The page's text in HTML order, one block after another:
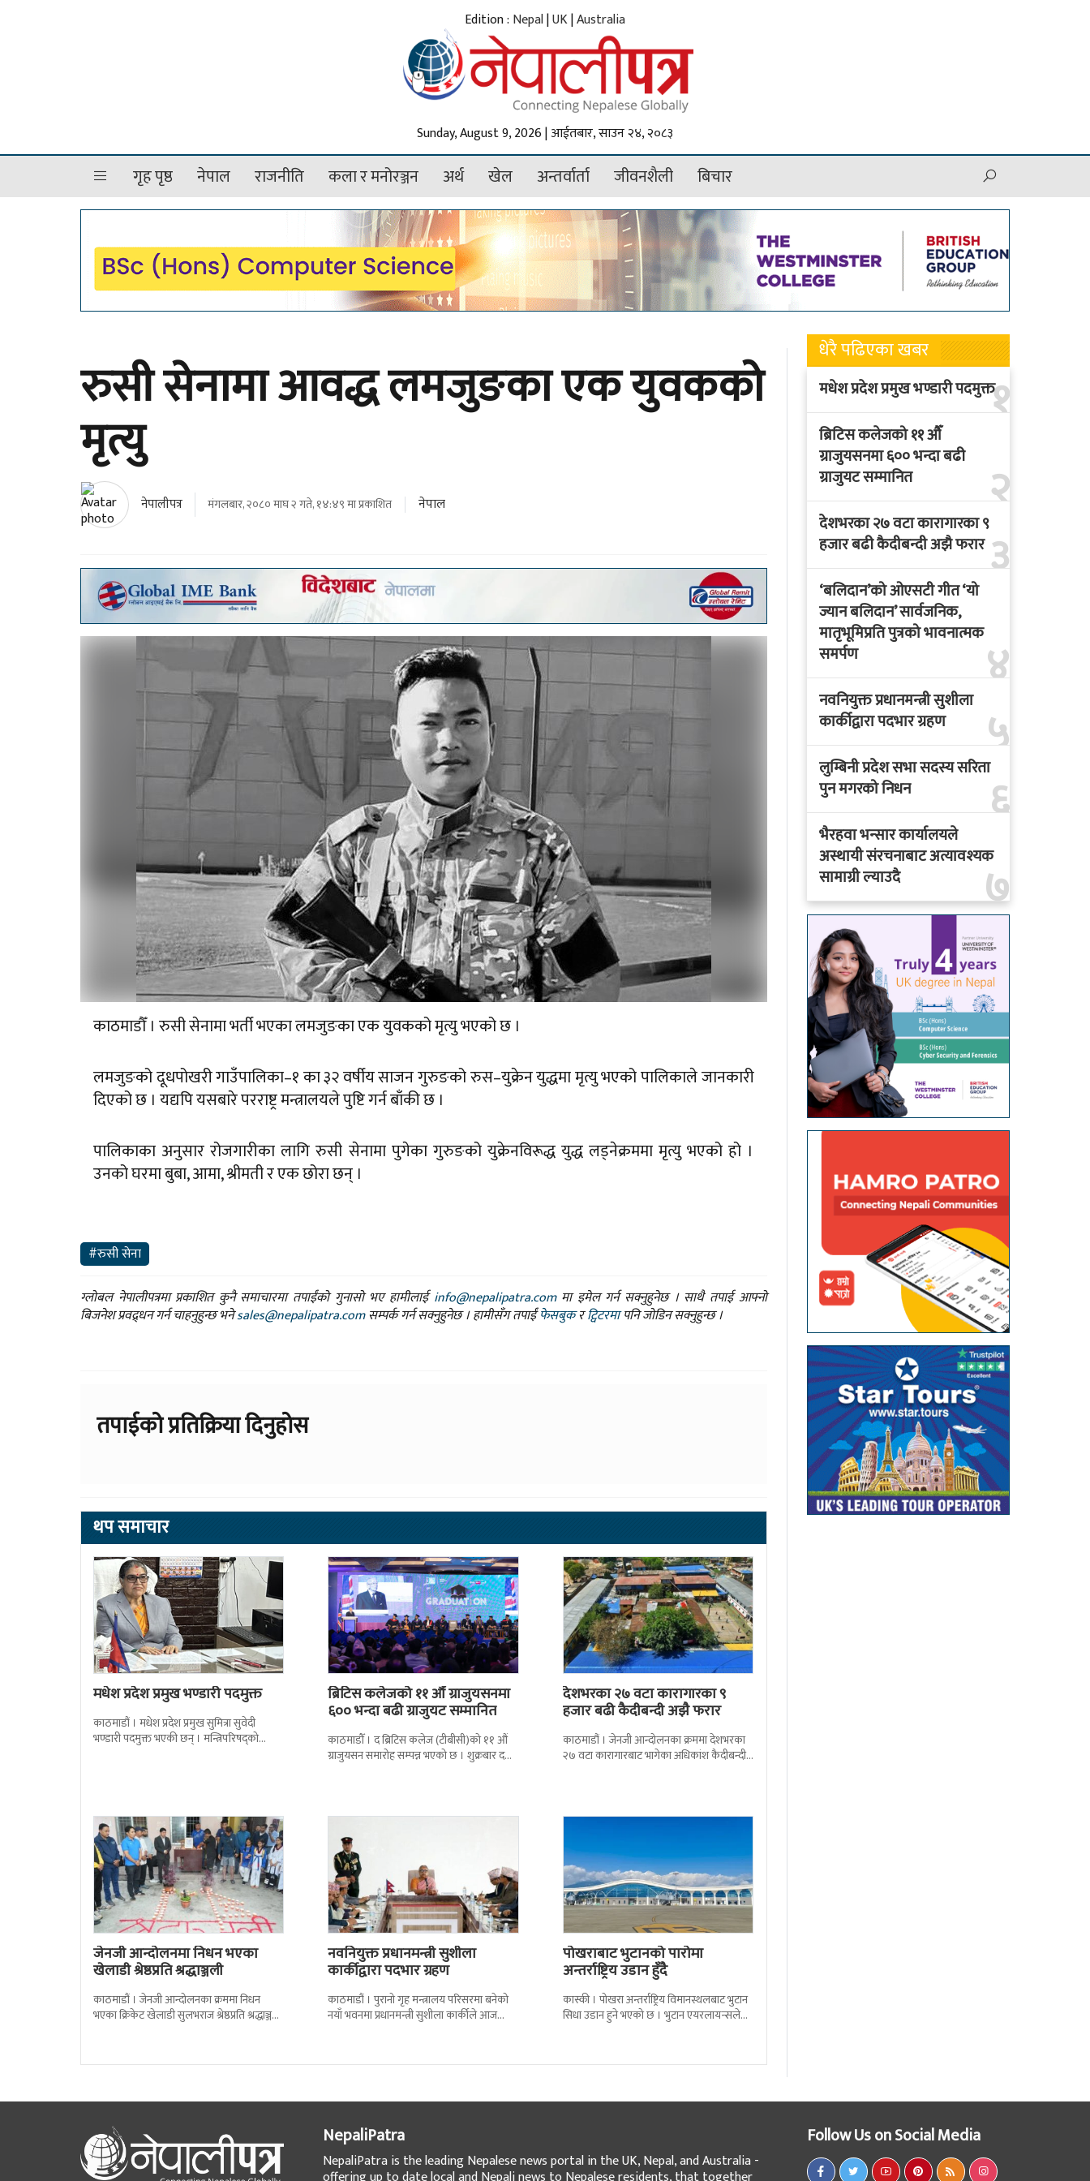
Edition : Nepal|UK|Australia
Sunday, August 9, 2026 | आईतबार, साउन २४, २०८३
गृह पृष्ठ नेपाल राजनीति कला र मनोरञ्जन अर्थ खेल अन्तर्वार्ता जीवनशैली बिचार
रुसी सेनामा आवद्ध लमजुङका एक युवकको
मृत्यु
नेपालीपत्र मंगलबार, २०८० माघ २ गते, १४:४९ मा प्रकाशित नेपाल
काठमाडौँ । रुसी सेनामा भर्ती भएका लमजुङका एक युवकको मृत्यु भएको छ ।
लमजुङको दूधपोखरी गाउँपालिका–१ का ३२ वर्षीय साजन गुरुङको रुस–युक्रेन युद्धमा मृत्यु भएको पालिकाले जानकारी
दिएको छ । यद्यपि यसबारे परराष्ट्र मन्त्रालयले पुष्टि गर्न बाँकी छ ।
पालिकाका अनुसार रोजगारीका लागि रुसी सेनामा पुगेका गुरुङको युक्रेनविरूद्ध युद्ध लड्नेक्रममा मृत्यु भएको हो ।
उनको घरमा बुबा, आमा, श्रीमती र एक छोरा छन् ।
#रुसी सेना
ग्लोबल नेपालीपत्रमा प्रकाशित कुनै समाचारमा तपाईंको गुनासो भए हामीलाईinfo@nepalipatra.comमा इमेल गर्न सक्नुहुनेछ । साथै तपाई आफ्नो
बिजनेश प्रवद्र्धन गर्न चाहनुहुन्छ भनेsales@nepalipatra.comसम्पर्क गर्न सक्नुहुनेछ । हामीसँग तपाईंफेसबुकरट्विटरमापनि जोडिन सक्नुहुन्छ ।
तपाईको प्रतिक्रिया दिनुहोस
थप समाचार
मधेश प्रदेश प्रमुख भण्डारी पदमुक्त
काठमाडौं । मधेश प्रदेश प्रमुख सुमित्रा सुवेदी
भण्डारी पदमुक्त भएकी छन् । मन्त्रिपरिषद्को
ब्रिटिस कलेजको ११ औँ ग्राजुयसनमा
६०० भन्दा बढी ग्राजुयट सम्मानित
काठमाडौँ । द ब्रिटिस कलेज (टीबीसी)को ११ औं
ग्राजुयसन समारोह सम्पन्न भएको छ । शुक्रबार द
देशभरका २७ वटा कारागारका ९
हजार बढी कैदीबन्दी अझै फरार
काठमाडौं । जेनजी आन्दोलनका क्रममा देशभरका
२७ वटा कारागारबाट भागेका अधिकांश कैदीबन्दी
जेनजी आन्दोलनमा निधन भएका
खेलाडी श्रेष्ठप्रति श्रद्धाञ्जली
काठमाडौं । जेनजी आन्दोलनका क्रममा निधन
भएका क्रिकेट खेलाडी सुलभराज श्रेष्ठप्रति श्रद्धाञ्जली
नवनियुक्त प्रधानमन्त्री सुशीला
कार्कीद्वारा पदभार ग्रहण
काठमाडौं । पुरानो गृह मन्त्रालय परिसरमा बनेको
नयाँ भवनमा प्रधानमन्त्री सुशीला कार्कीले आज
पोखराबाट भुटानको पारोमा
अन्तर्राष्ट्रिय उडान हुँदै
कास्की । पोखरा अन्तर्राष्ट्रिय विमानस्थलबाट भुटान
सिधा उडान हुने भएको छ । भुटान एयरलायन्सले
धेरै पढिएका खबर
१
मधेश प्रदेश प्रमुख भण्डारी पदमुक्त
२
ब्रिटिस कलेजको ११ औँ
ग्राजुयसनमा ६०० भन्दा बढी
ग्राजुयट सम्मानित
३
देशभरका २७ वटा कारागारका ९
हजार बढी कैदीबन्दी अझै फरार
४
‘बलिदान’को ओएसटी गीत ‘यो
ज्यान बलिदान’ सार्वजनिक,
मातृभूमिप्रति पुत्रको भावनात्मक
समर्पण
५
नवनियुक्त प्रधानमन्त्री सुशीला
कार्कीद्वारा पदभार ग्रहण
६
लुम्बिनी प्रदेश सभा सदस्य सरिता
पुन मगरको निधन
७
भैरहवा भन्सार कार्यालयले
अस्थायी संरचनाबाट अत्यावश्यक
सामाग्री ल्याउदै
NepaliPatra
NepaliPatra is the leading Nepalese news portal in the UK, Nepal, and Australia -
Follow Us on Social Media